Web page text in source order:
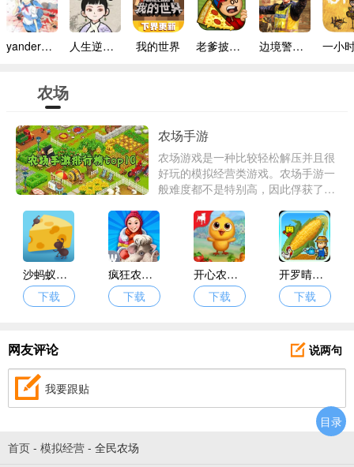
yandere simulator手机版 人生逆袭路免广告 我的世界 老爹披萨店手机版 边境警察官中文版
农场
农场手游
农场游戏是一种比较轻松解压并且很
好玩的模拟经营类游戏。农场手游一
般难度都不是特别高，因此俘获了各
游戏排行榜大家可以很快找出比较优
秀好玩的农场类手游
沙蚂蚁部落
下载
疯狂农场3美国派
下载
开心农场2最新版
下载
开罗晴空农场物语
下载
网友评论 说两句
我要跟贴
首页 - 模拟经营 - 全民农场
目录